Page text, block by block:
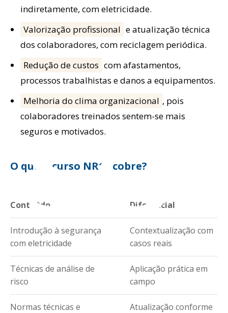
indiretamente, com eletricidade.
Valorização profissional e atualização técnica
dos colaboradores, com reciclagem periódica.
Redução de custos com afastamentos,
processos trabalhistas e danos a equipamentos.
Melhoria do clima organizacional , pois
colaboradores treinados sentem-se mais
seguros e motivados.
O que o curso NR10 cobre?
Conteúdo Diferencial
Introdução à segurança
com eletricidade
Contextualização com
casos reais
Técnicas de análise de
risco
Aplicação prática em
campo
Normas técnicas e
Atualização conforme